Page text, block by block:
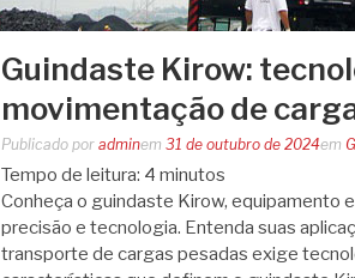
Guindaste Kirow:
movimentação de
Publicado por adminem 31 de outubro de 2024em
Tempo de leitura: 4 minutos
Conheça o guindaste Kirow, equipamento
precisão e tecnologia. Entenda suas
transporte de cargas pesadas exige